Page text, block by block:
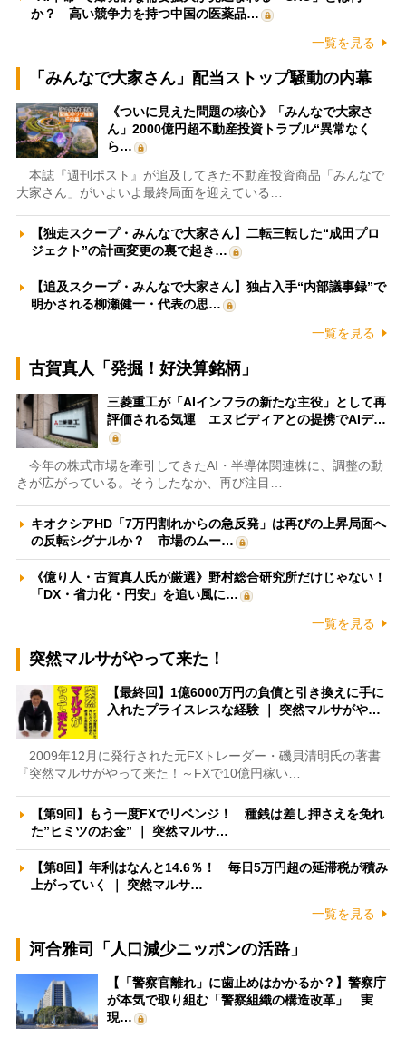
か？ 高い競争力を持つ中国の医薬品…
一覧を見る
「みんなで大家さん」配当ストップ騒動の内幕
《ついに見えた問題の核心》「みんなで大家さ
ん」2000億円超不動産投資トラブル“異常なく
ら…
本誌『週刊ポスト』が追及してきた不動産投資商品「みんなで
大家さん」がいよいよ最終局面を迎えている…
【独走スクープ・みんなで大家さん】二転三転した“成田プロ
ジェクト”の計画変更の裏で起き…
【追及スクープ・みんなで大家さん】独占入手“内部議事録”で
明かされる柳瀬健一・代表の思…
一覧を見る
古賀真人「発掘！好決算銘柄」
三菱重工が「AIインフラの新たな主役」として再
評価される気運 エヌビディアとの提携でAIデ…
今年の株式市場を牽引してきたAI・半導体関連株に、調整の動
きが広がっている。そうしたなか、再び注目…
キオクシアHD「7万円割れからの急反発」は再びの上昇局面へ
の反転シグナルか？ 市場のムー…
《億り人・古賀真人氏が厳選》野村総合研究所だけじゃない！
「DX・省力化・円安」を追い風に…
一覧を見る
突然マルサがやって来た！
【最終回】1億6000万円の負債と引き換えに手に
入れたプライスレスな経験 ｜ 突然マルサがや…
2009年12月に発行された元FXトレーダー・磯貝清明氏の著書
『突然マルサがやって来た！～FXで10億円稼い…
【第9回】もう一度FXでリベンジ！ 種銭は差し押さえを免れ
た”ヒミツのお金” ｜ 突然マルサ…
【第8回】年利はなんと14.6％！ 毎日5万円超の延滞税が積み
上がっていく ｜ 突然マルサ…
一覧を見る
河合雅司「人口減少ニッポンの活路」
【「警察官離れ」に歯止めはかかるか？】警察庁
が本気で取り組む「警察組織の構造改革」 実
現…